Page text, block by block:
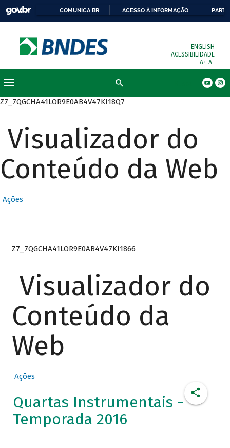
COMUNICA BR ACESSO À INFORMAÇÃO
ENGLISH
ACESSIBILIDADE
A+ A-
Z7_7QGCHA41LOR9E0AB4V47KI18Q7
Visualizador do
Conteúdo da Web
Ações
Z7_7QGCHA41LOR9E0AB4V47KI1866
Visualizador do
Conteúdo da
Web
Ações
Quartas Instrumentais -
Temporada 2016